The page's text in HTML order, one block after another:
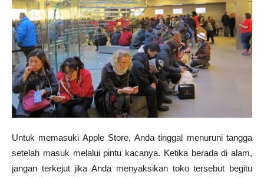
Untuk memasuki Apple Store, Anda tinggal menuruni tangga
setelah masuk melalui pintu kacanya. Ketika berada di alam,
jangan terkejut jika Anda menyaksikan toko tersebut begitu